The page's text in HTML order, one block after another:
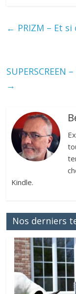
← PRIZM – Et
→
Kindle.
Nos derniers